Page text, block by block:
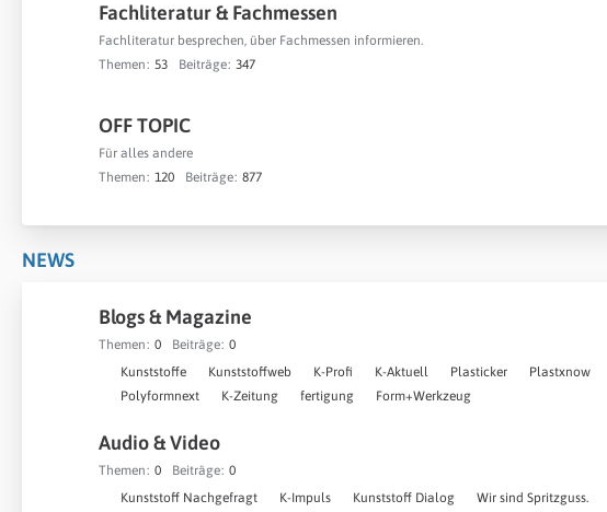
Fachliteratur & Fachmessen
Fachliteratur besprechen, über Fachmessen informieren.
Themen
53 Beiträge 347
OFF TOPIC
Für alles andere
Themen
120 Beiträge 877
NEWS
Blogs & Magazine
Themen 0 Beiträge 0
e
r
Kunststoffe Kunststoffweb K-Profi K-Aktuell Plasticker
Plastxnow
Polyformnext
K-Zeitung fertigung Form+Werkzeug
Audio & Video
Themen 0 Beiträge 0
Kunststoff Nachgefragt K-Impuls Kunststoff Dialog
Wir sind Spritzguss.